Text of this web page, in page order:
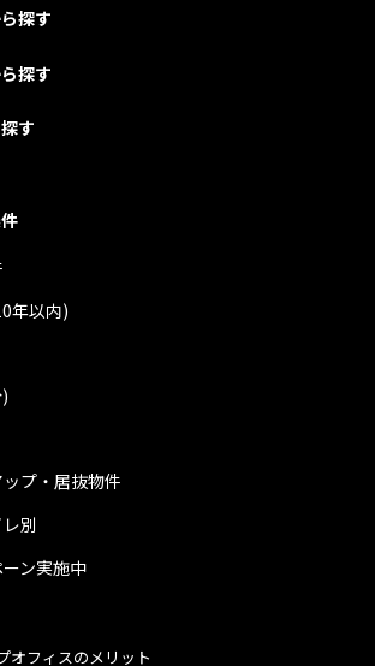
探す
探す
す
年以内)
プ・居抜物件
別
ン実施中
オフィスのメリット